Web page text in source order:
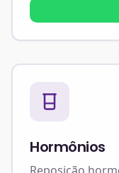
Hormônios
Reposição